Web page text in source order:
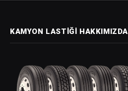
KAMYON LASTIĞI HAKKIMIZDA